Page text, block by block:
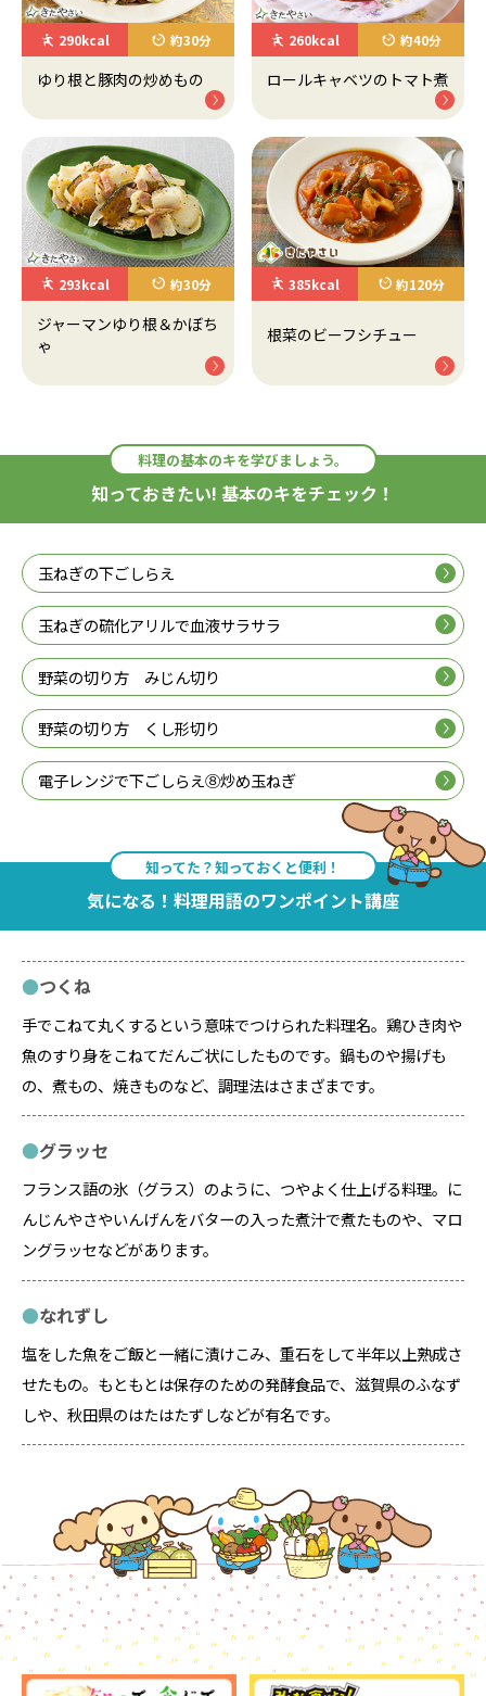
290kcal 約30分
ゆり根と豚肉の炒めもの
260kcal 約40分
ロールキャベツのトマト煮
293kcal 約30分
ジャーマンゆり根＆かぼち
ゃ
385kcal 約120分
根菜のビーフシチュー
料理の基本のキを学びましょう。
知っておきたい! 基本のキをチェック！
玉ねぎの下ごしらえ
玉ねぎの硫化アリルで血液サラサラ
野菜の切り方 みじん切り
野菜の切り方 くし形切り
電子レンジで下ごしらえ⑧炒め玉ねぎ
知ってた？知っておくと便利！
気になる！料理用語のワンポイント講座
つくね
手でこねて丸くするという意味でつけられた料理名。鶏ひき肉や
魚のすり身をこねてだんご状にしたものです。鍋ものや揚げも
の、煮もの、焼きものなど、調理法はさまざまです。
グラッセ
フランス語の氷（グラス）のように、つやよく仕上げる料理。に
んじんやさやいんげんをバターの入った煮汁で煮たものや、マロ
ングラッセなどがあります。
なれずし
塩をした魚をご飯と一緒に漬けこみ、重石をして半年以上熟成さ
せたもの。もともとは保存のための発酵食品で、滋賀県のふなず
しや、秋田県のはたはたずしなどが有名です。